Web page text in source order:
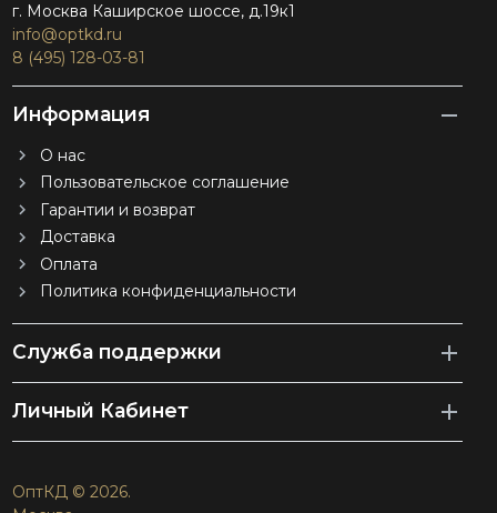
г. Москва Каширское шоссе, д.19к1
info@optkd.ru
8 (495) 128-03-81
Информация
О нас
Пользовательское соглашение
Гарантии и возврат
Доставка
Оплата
Политика конфиденциальности
Служба поддержки
Личный Кабинет
ОптКД © 2026.